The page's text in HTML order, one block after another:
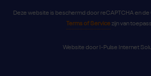
Deze website is beschermd door reCAPTCHA en de
Terms of Servicezijn van
Website door I-Pulse Internet